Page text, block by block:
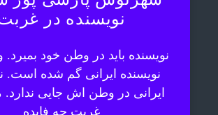
نویسنده در
نویسنده باید در وطن خود
نویسنده ایرانی گم شده است.
ایرانی در وطن اش جایی ندارد.
غربت چه فایده